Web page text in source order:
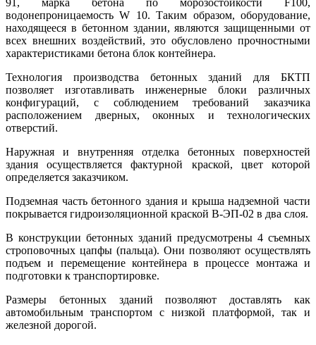
91, марка бетона по морозостойкости F100,
водонепроницаемость W 10. Таким образом, оборудование,
находящееся в бетонном здании, являются защищенными от
всех внешних воздействий, это обусловлено прочностными
характеристиками бетона блок контейнера.
Технология производства бетонных зданий для БКТП
позволяет изготавливать инженерные блоки различных
конфигураций, с соблюдением требований заказчика
расположением дверных, оконных и технологических
отверстий.
Наружная и внутренняя отделка бетонных поверхностей
здания осуществляется фактурной краской, цвет которой
определяется заказчиком.
Подземная часть бетонного здания и крыша надземной части
покрывается гидроизоляционной краской В-ЭП-02 в два слоя.
В конструкции бетонных зданий предусмотрены 4 съемных
строповочных цапфы (пальца). Они позволяют осуществлять
подъем и перемещение контейнера в процессе монтажа и
подготовки к транспортировке.
Размеры бетонных зданий позволяют доставлять как
автомобильным транспортом с низкой платформой, так и
железной дорогой.